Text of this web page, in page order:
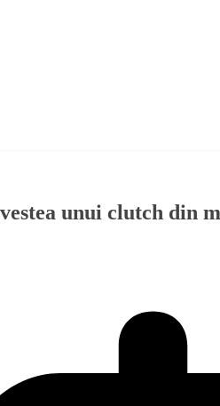
unui clutch din